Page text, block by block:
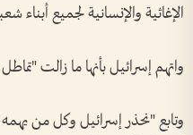
الإغاثية والإنسانية لجميع أبناء
واتهم إسرائيل بأنها ما زالت
وتابع "نحذر إسرائيل وكل من